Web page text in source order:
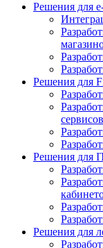
Решения для
Решения для
сервисов
Решения для
Решения для